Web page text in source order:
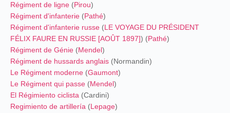
Régiment de ligne (Pirou)
Régiment d'infanterie (Pathé)
Régiment d'infanterie russe (LE VOYAGE DU PRÉSIDENT
FÉLIX FAURE EN RUSSIE [AOÛT 1897]) (Pathé)
Régiment de Génie (Mendel)
Régiment de hussards anglais (Normandin)
Le Régiment moderne (Gaumont)
Le Régiment qui passe (Mendel)
El Régimiento ciclista (Cardini)
Regimiento de artillería (Lepage)